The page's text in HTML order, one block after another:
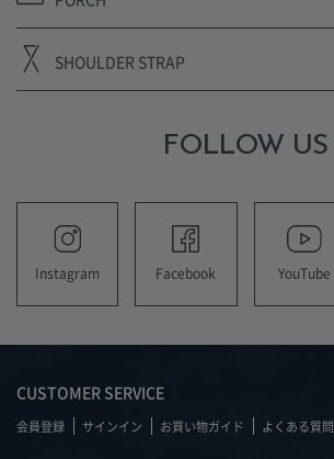
SHOULDER STRAP
FOLLOW US
Instagram Facebook YouTube
CUSTOMER SERVICE
会員登録 サインイン お買い物ガイド よくある質問